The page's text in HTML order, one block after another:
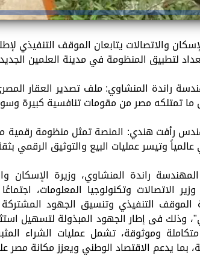
والاتصالات يتابعان الموقف التنفيذي
لتطبيق المنظومة في مدينة العلمين
راندة المنشاوي: ملف تصدير العقار
تمتلكه مصر من مقومات تنافسية كبيرة
رأفت هندي: المنصة تمثل منظومة رقمية
وتيسر عمليات البيع والتوثيق الرقمي
راندة المنشاوي، وزيرة الإسكان
الاتصالات وتكنولوجيا المعلومات،
الموقف التنفيذي وتنسيق الجهود
وذلك فى إطار الجهود المبذولة لتسهيل
وموثوقة، تشمل عمليات الشراء
بما يدعم الاقتصاد الوطني ويعزز مكانة مصر